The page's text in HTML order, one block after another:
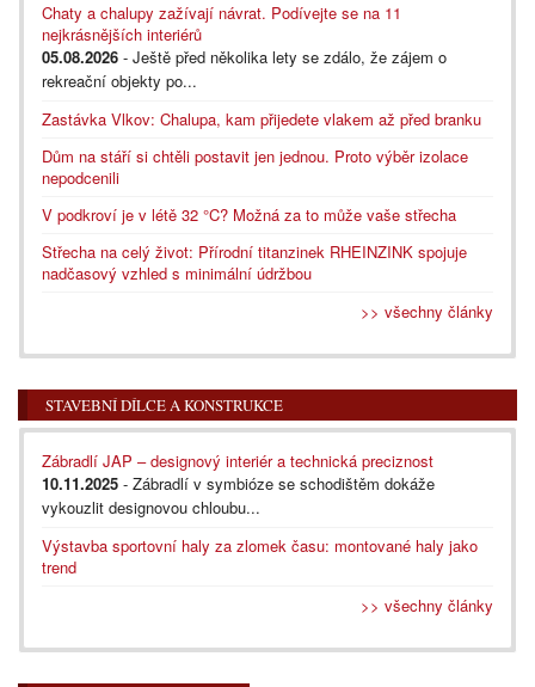
Chaty a chalupy zažívají návrat. Podívejte se na 11
nejkrásnějších interiérů
05.08.2026 - Ještě před několika lety se zdálo, že zájem o
rekreační objekty po...
Zastávka Vlkov: Chalupa, kam přijedete vlakem až před branku
Dům na stáří si chtěli postavit jen jednou. Proto výběr izolace
nepodcenili
V podkroví je v létě 32 °C? Možná za to může vaše střecha
Střecha na celý život: Přírodní titanzinek RHEINZINK spojuje
nadčasový vzhled s minimální údržbou
>> všechny články
STAVEBNÍ DÍLCE A KONSTRUKCE
Zábradlí JAP – designový interiér a technická preciznost
10.11.2025 - Zábradlí v symbióze se schodištěm dokáže
vykouzlit designovou chloubu...
Výstavba sportovní haly za zlomek času: montované haly jako
trend
>> všechny články